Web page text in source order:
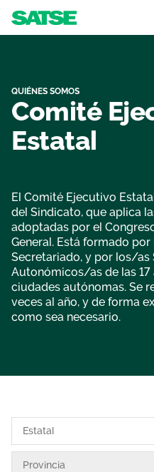
Conócenos
Un sindicato
Estructura
Transparencia
Nuestro trabajo
Secciones sindicales
Servicios
Ventajas
Actualidad
Temas
Noticias
Sala de prensa
Vídeos
Contáctanos
QUIÉNES SOMOS
Comité
Estatal
El Comité Ejecutivo
del Sindicato, que aplica
adoptadas por el
General. Está formado
Secretariado, y por los/as
Autonómicos/as de las
ciudades autónomas. Se
veces al año, y de forma
como sea necesario.